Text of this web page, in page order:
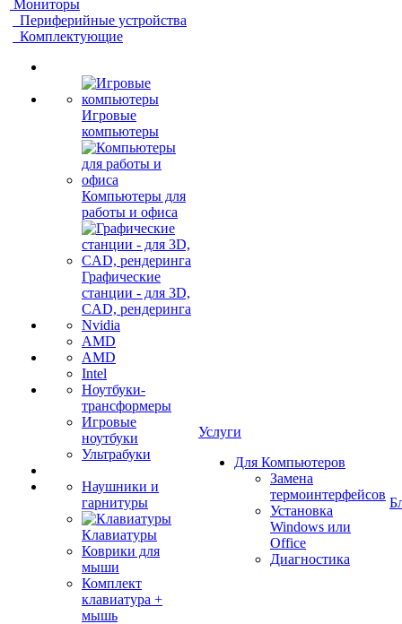
Мониторы
Периферийные устройства
Комплектующие
Игровые
компьютеры
Компьютеры для
работы и офиса
Графические
станции - для 3D,
CAD, рендеринга
Nvidia
AMD
AMD
Intel
Ноутбуки-
трансформеры
Игровые
ноутбуки
Ультрабуки
Наушники и
гарнитуры
Клавиатуры
Коврики для
мыши
Комплект
клавиатура +
мышь
Услуги
Для Компьютеров
Замена
термоинтерфейсов
Установка
Windows или
Office
Диагностика